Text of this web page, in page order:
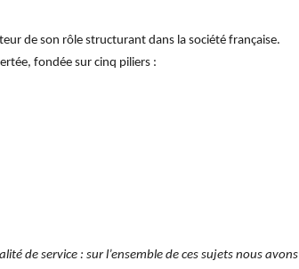
de son rôle structurant dans la société française.
fondée sur cinq piliers :
de service : sur l’ensemble de ces sujets nous avons